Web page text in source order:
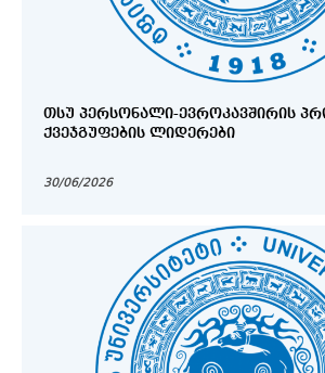
ᲗᲡᲣ ᲞᲔᲠᲡᲝᲜᲐᲚᲘ-ᲔᲕᲠᲝᲙᲐᲕᲨᲘᲠᲘᲡ
ᲥᲕᲔᲯᲒᲣᲤᲔᲑᲘᲡ ᲚᲘᲓᲔᲠᲔᲑᲘ
30/06/2026